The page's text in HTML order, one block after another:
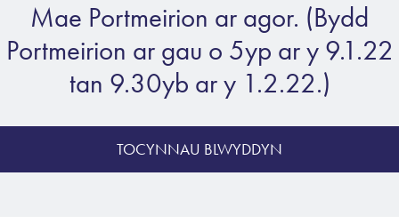
Mae Portmeirion ar agor. (Bydd
Portmeirion ar gau o 5yp ar y 9.1.22
tan 9.30yb ar y 1.2.22.)
TOCYNNAU BLWYDDYN